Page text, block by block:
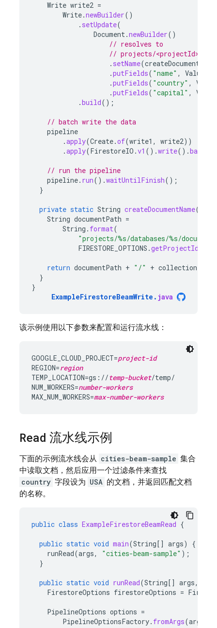
Write write2 =
Write.newBuilder()
. setUpdate(
Document.newBuilder()
// resolves to
// projects/<projectId>/
. setName(createDocumentName
.putFields( "name" , Value
.putFields( "country" , Value
.putFields( "capital" , Value
.build();
// batch write the data
pipeline
.apply(Create.of(write1 , write2))
.apply(FirestoreIO .v1 ().write().
// run the pipeline
pipeline. run().waitUntilFinish();
}
private static String createDocumentName(
String documentPath =
String . format(
"projects/%s/databases/%s/
FIRESTORE_OPTIONS .getProjectId
return documentPath + "/" + collectionId
}
}
ExampleFirestoreBeamWrite . java
该示例使用以下参数来配置和运行流水线：
GOOGLE_CLOUD_PROJECT=project-id
REGION=region
TEMP_LOCATION=gs://temp-bucket/temp/
NUM_WORKERS=number-workers
MAX_NUM_WORKERS=max-number-workers
Read 流水线示例
下面的示例流水线会从 cities-beam-sample 集合
中读取文档，然后应用一个过滤条件来查找
country 字段设为 USA 的文档，并返回匹配文档
的名称。
public class ExampleFirestoreBeamRead {
public static void main(String[] args)
{
runRead(args, "cities-beam-sample" );
}
public static void runRead(String[] args,
FirestoreOptions firestoreOptions =
PipelineOptions options =
PipelineOptionsFactory. fromArgs(args